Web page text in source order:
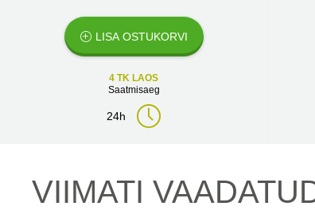
LISA OSTUKORVI
4 TK LAOS
Saatmisaeg
24h
VIIMATI